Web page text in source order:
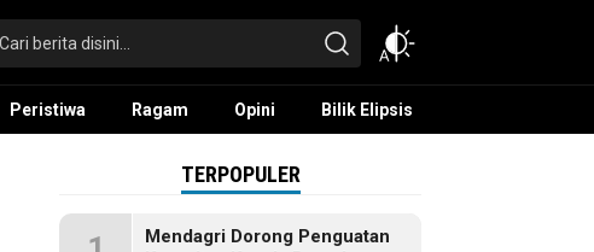
Peristiwa Ragam Opini Bilik Elipsis
TERPOPULER
Mendagri Dorong Penguatan